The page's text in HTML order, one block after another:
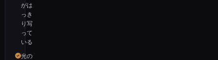
がは
っき
り写
って
いる
光の